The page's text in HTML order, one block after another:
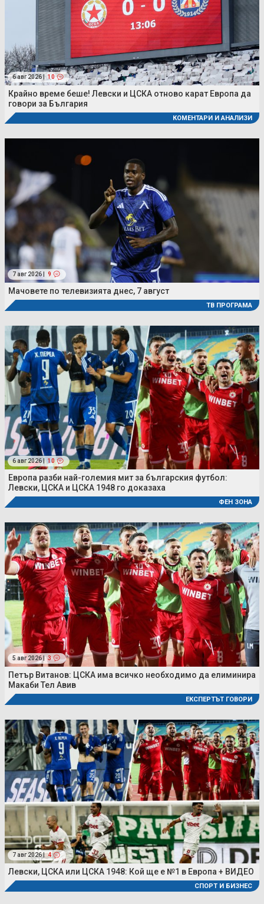
6 авг 2026 | 10
Крайно време беше! Левски и ЦСКА отново карат Европа да
говори за България
КОМЕНТАРИ И АНАЛИЗИ
7 авг 2026 | 9
Мачовете по телевизията днес, 7 август
ТВ ПРОГРАМА
6 авг 2026 | 10
Европа разби най-големия мит за българския футбол:
Левски, ЦСКА и ЦСКА 1948 го доказаха
ФЕН ЗОНА
5 авг 2026 | 3
Петър Витанов: ЦСКА има всичко необходимо да елиминира
Макаби Тел Авив
ЕКСПЕРТЪТ ГОВОРИ
7 авг 2026 | 4
Левски, ЦСКА или ЦСКА 1948: Кой ще е №1 в Европа + ВИДЕО
СПОРТ И БИЗНЕС